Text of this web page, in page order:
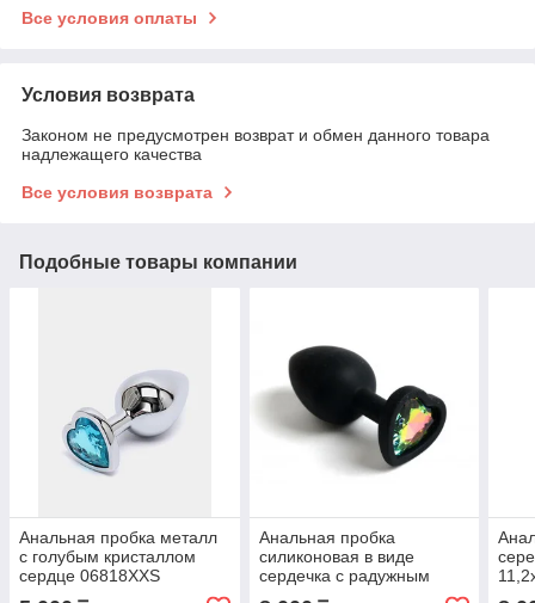
Все условия оплаты
Условия возврата
Законом не предусмотрен возврат и обмен данного товара
надлежащего качества
Все условия возврата
Подобные товары компании
Анальная пробка металл
с голубым кристаллом
сердце 06818XXS
Анальная пробка
силиконовая в виде
сердечка с радужным
стразом 47601-MM